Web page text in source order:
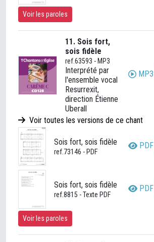
Voir les paroles
11. Sois fort,
sois fidèle
ref.63593 - MP3
Interprété par
l'ensemble vocal
Resurrexit,
direction Étienne
Uberall
MP3
Voir toutes les versions de ce chant
Sois fort, sois fidèle
ref.73146 - PDF
PDF
Sois fort, sois fidèle
ref.8815 - Texte PDF
PDF
Voir les paroles